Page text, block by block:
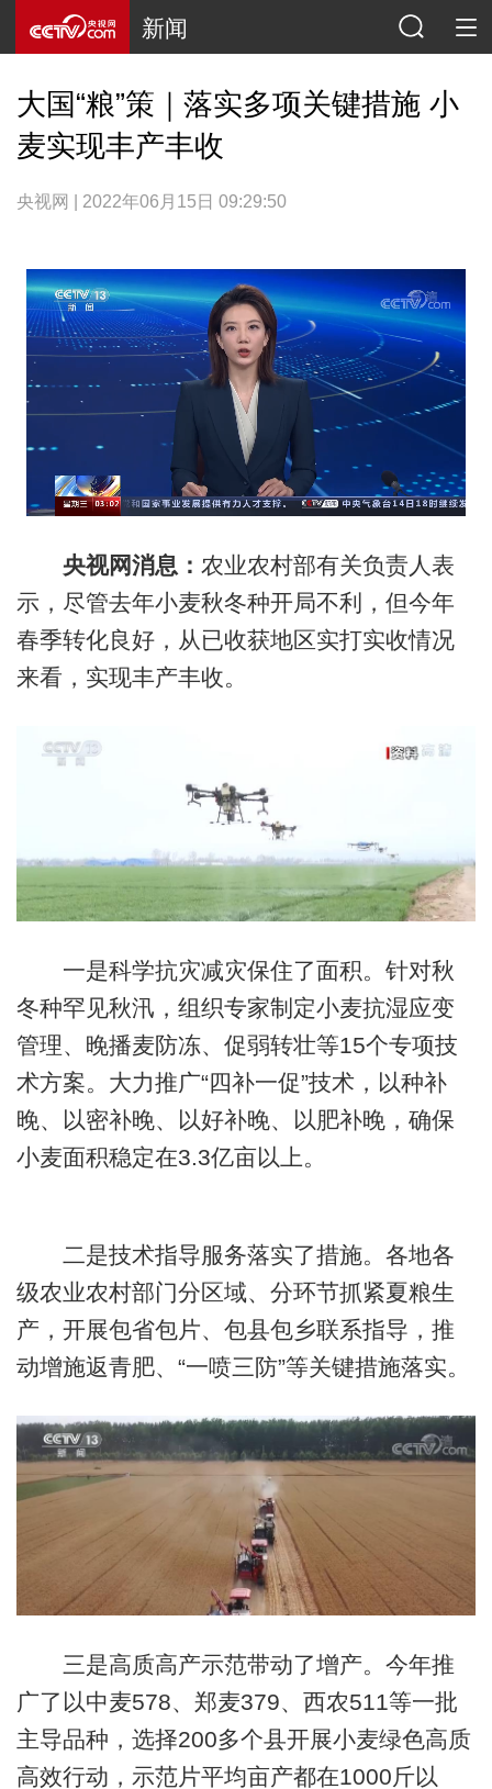
新闻
大国“粮”策｜落实多项关键措施 小
麦实现丰产丰收
央视网 | 2022年06月15日 09:29:50
央视网消息： 农业农村部有关负责人表
示，尽管去年小麦秋冬种开局不利，但今年
春季转化良好，从已收获地区实打实收情况
来看，实现丰产丰收。
一是科学抗灾减灾保住了面积。针对秋
冬种罕见秋汛，组织专家制定小麦抗湿应变
管理、晚播麦防冻、促弱转壮等15个专项技
术方案。大力推广“四补一促”技术，以种补
晚、以密补晚、以好补晚、以肥补晚，确保
小麦面积稳定在3.3亿亩以上。
二是技术指导服务落实了措施。各地各
级农业农村部门分区域、分环节抓紧夏粮生
产，开展包省包片、包县包乡联系指导，推
动增施返青肥、“一喷三防”等关键措施落实。
三是高质高产示范带动了增产。今年推
广了以中麦578、郑麦379、西农511等一批
主导品种，选择200多个县开展小麦绿色高质
高效行动，示范片平均亩产都在1000斤以